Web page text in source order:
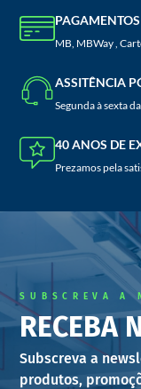
MB, MBWay ,
ASSITÊNCIA
Segunda à sexta
40 ANOS DE
Prezamos pela
SUBSCREVA A
RECEBA
Subscreva a
produtos,